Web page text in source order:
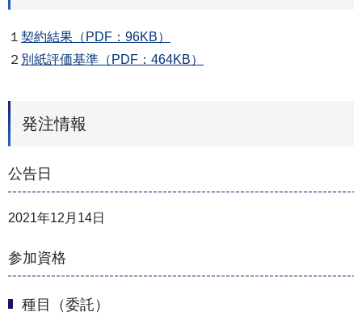
１ 契約結果（PDF：96KB）
２ 別紙評価基準（PDF：464KB）
発注情報
公告日
2021年12月14日
参加資格
種目（委託）